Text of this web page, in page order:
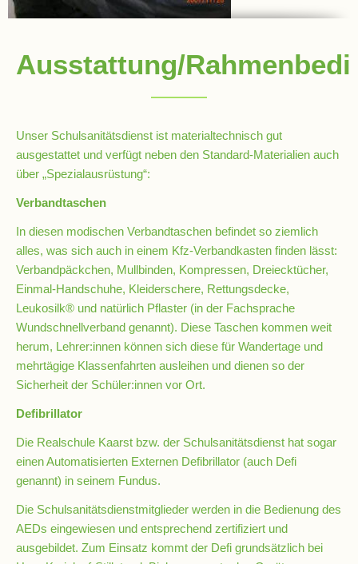
Stufe
Stufe
und
10
Hauptschulbildungsgang
Wahlpflichtunterricht
ab
Kl.
7
Was
war?
Terminplan
Ausstattung/
Unser Schulsanitätsdienst ist materialtechnisch gut
ausgestattet und verfügt neben den Standard-Materialien auch
über „Spezialausrüstung“:
Verbandtaschen
In diesen modischen Verbandtaschen befindet so ziemlich
alles, was sich auch in einem Kfz-Verbandkasten finden lässt:
Verbandpäckchen, Mullbinden, Kompressen, Dreiecktücher,
Einmal-Handschuhe, Kleiderschere, Rettungsdecke,
Leukosilk® und natürlich Pflaster (in der Fachsprache
Wundschnellverband genannt). Diese Taschen kommen weit
herum, Lehrer:innen können sich diese für Wandertage und
mehrtägige Klassenfahrten ausleihen und dienen so der
Sicherheit der Schüler:innen vor Ort.
Defibrillator
Die Realschule Kaarst bzw. der Schulsanitätsdienst hat sogar
einen Automatisierten Externen Defibrillator (auch Defi
genannt) in seinem Fundus.
Die Schulsanitätsdienstmitglieder werden in die Bedienung des
AEDs eingewiesen und entsprechend zertifiziert und
ausgebildet. Zum Einsatz kommt der Defi grundsätzlich bei